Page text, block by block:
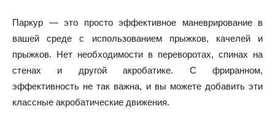
Паркур — это просто эффективное маневрирование в
вашей среде с использованием прыжков, качелей и
прыжков. Нет необходимости в переворотах, спинах на
стенах и другой акробатике. С фриранном,
эффективность не так важна, и вы можете добавить эти
классные акробатические движения.